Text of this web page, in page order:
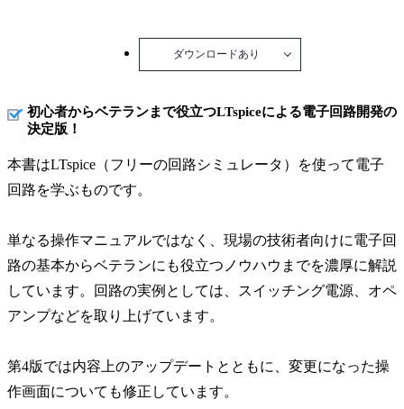
ダウンロードあり
初心者からベテランまで役立つLTspiceによる電子回路開発の
決定版！
本書はLTspice（フリーの回路シミュレータ）を使って電子
回路を学ぶものです。
単なる操作マニュアルではなく、現場の技術者向けに電子回
路の基本からベテランにも役立つノウハウまでを濃厚に解説
しています。回路の実例としては、スイッチング電源、オペ
アンプなどを取り上げています。
第4版では内容上のアップデートとともに、変更になった操
作画面についても修正しています。